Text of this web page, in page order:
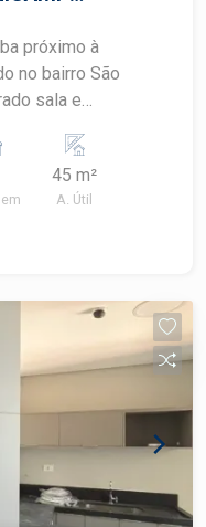
próximo à
no bairro São
sala e
banheiro,
O
coworking,
45 m²
A. Útil